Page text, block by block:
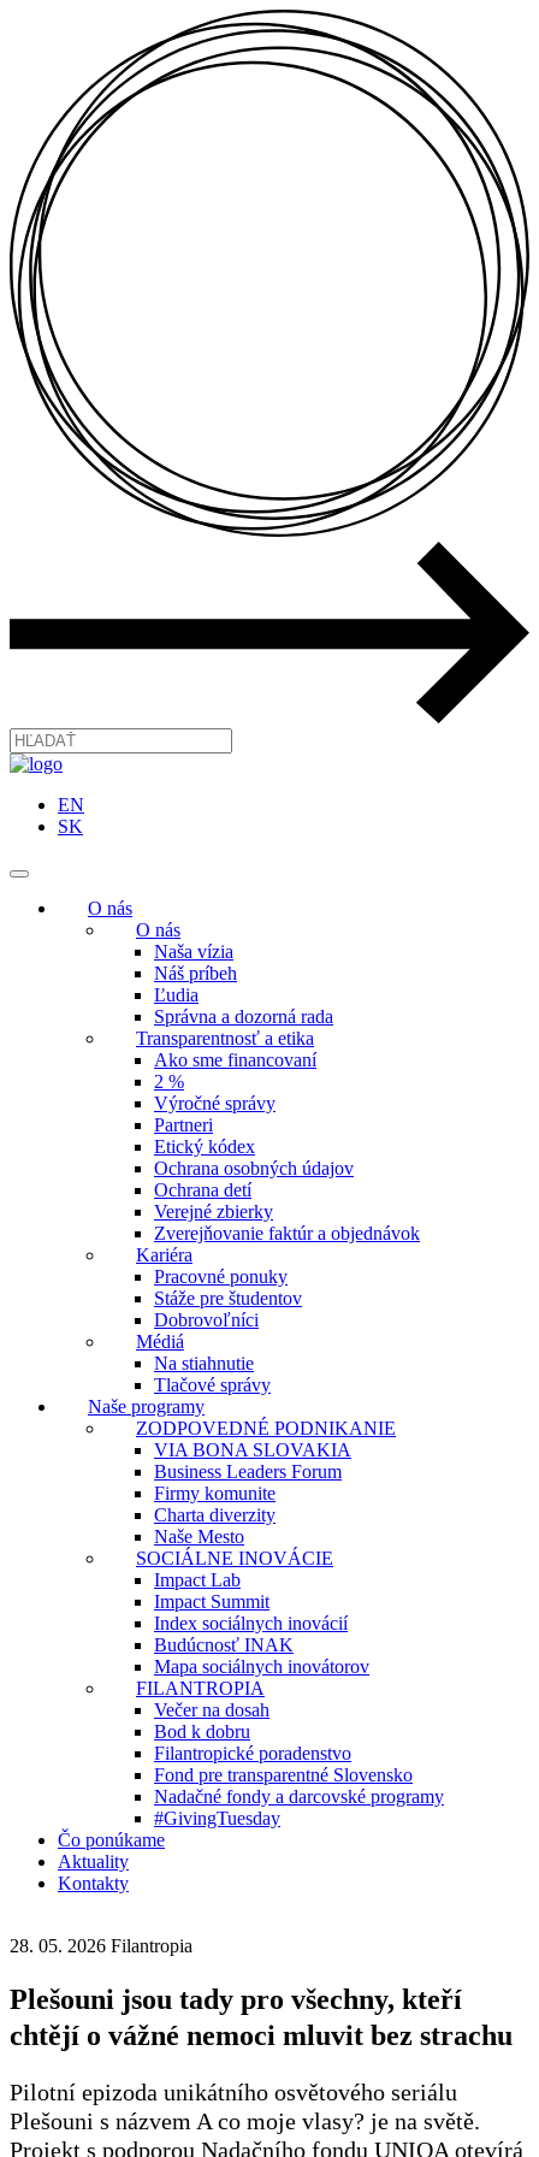
EN
SK
O nás
O nás
Naša vízia
Náš príbeh
Ľudia
Správna a dozorná rada
Transparentnosť a etika
Ako sme financovaní
2 %
Výročné správy
Partneri
Etický kódex
Ochrana osobných údajov
Ochrana detí
Verejné zbierky
Zverejňovanie faktúr a objednávok
Kariéra
Pracovné ponuky
Stáže pre študentov
Dobrovoľníci
Médiá
Na stiahnutie
Tlačové správy
Naše programy
ZODPOVEDNÉ PODNIKANIE
VIA BONA SLOVAKIA
Business Leaders Forum
Firmy komunite
Charta diverzity
Naše Mesto
SOCIÁLNE INOVÁCIE
Impact Lab
Impact Summit
Index sociálnych inovácií
Budúcnosť INAK
Mapa sociálnych inovátorov
FILANTROPIA
Večer na dosah
Bod k dobru
Filantropické poradenstvo
Fond pre transparentné Slovensko
Nadačné fondy a darcovské programy
#GivingTuesday
Čo ponúkame
Aktuality
Kontakty
28. 05. 2026 Filantropia
Plešouni jsou tady pro všechny, kteří
chtějí o vážné nemoci mluvit bez strachu
Pilotní epizoda unikátního osvětového seriálu
Plešouni s názvem A co moje vlasy? je na světě.
Projekt s podporou Nadačního fondu UNIQA otevírá